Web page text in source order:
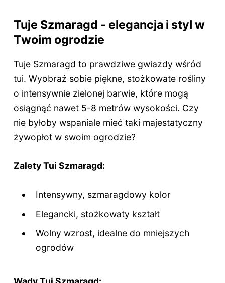
Tuje Szmaragd - elegancja i styl w
Twoim ogrodzie
Tuje Szmaragd to prawdziwe gwiazdy wśród
tui. Wyobraź sobie piękne, stożkowate rośliny
o intensywnie zielonej barwie, które mogą
osiągnąć nawet 5-8 metrów wysokości. Czy
nie byłoby wspaniale mieć taki majestatyczny
żywopłot w swoim ogrodzie?
Zalety Tui Szmaragd:
Intensywny, szmaragdowy kolor
Elegancki, stożkowaty kształt
Wolny wzrost, idealne do mniejszych
ogrodów